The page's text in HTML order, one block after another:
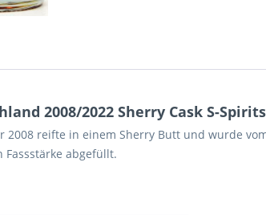
2008/2022 Sherry Cask S-
2008 reifte in einem Sherry Butt und wurde
Fassstärke abgefüllt.